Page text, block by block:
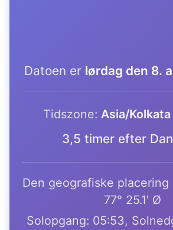
Datoen er lørdag den 8.
Tidszone: Asia/
3,5 timer efter
Den geografiske placering
77° 25.1' Ø
Solopgang: 05:53,